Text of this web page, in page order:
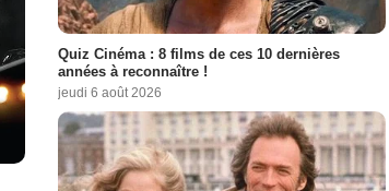
Quiz Cinéma : 8 films de ces 10 dernières
années à reconnaître !
jeudi 6 août 2026